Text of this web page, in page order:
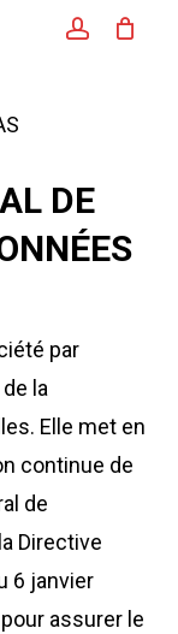
DE
par
la
Elle met en
continue de
de
Directive
6 janvier
assurer le